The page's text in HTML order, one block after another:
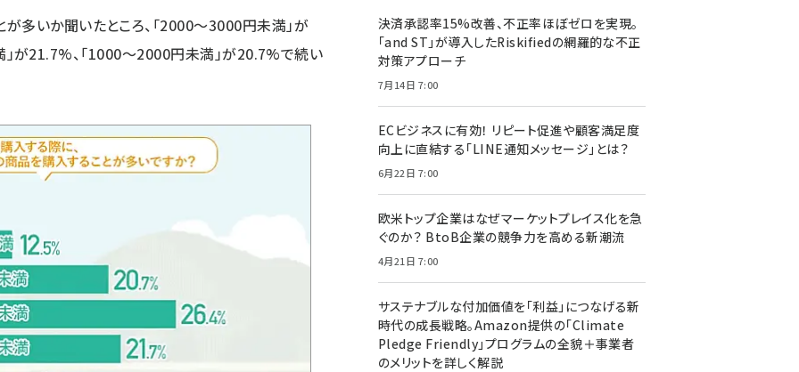
多いか聞いたところ、「2000～3000円未満」が
が21.7%、「1000～2000円未満」が20.7%で続い
決済承認率15%改善、不正率ほぼゼロを実現。
「and ST」が導入したRiskifiedの網羅的な不正
対策アプローチ
7月14日 7:00
ECビジネスに有効！ リピート促進や顧客満足度
向上に直結する「LINE通知メッセージ」とは？
6月22日 7:00
欧米トップ企業はなぜマーケットプレイス化を急
ぐのか？ BtoB企業の競争力を高める新潮流
4月21日 7:00
サステナブルな付加価値を「利益」につなげる新
時代の成長戦略。Amazon提供の「Climate
Pledge Friendly」プログラムの全貌＋事業者
のメリットを詳しく解説